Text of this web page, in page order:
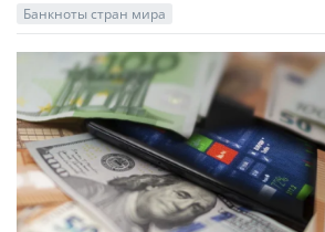
Банкноты стран мира